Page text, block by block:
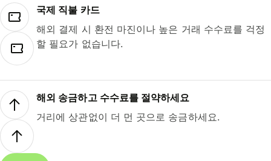
국제 직불 카드
해외 결제 시 환전 마진이나 높은 거래 수수료를 걱정
할 필요가 없습니다.
해외 송금하고 수수료를 절약하세요
거리에 상관없이 더 먼 곳으로 송금하세요.